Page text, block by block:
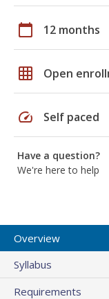
calendar_today 12 months
grid_on Open
speed Self paced
Have a question?
We're here to help
Overview
Syllabus
Requirements